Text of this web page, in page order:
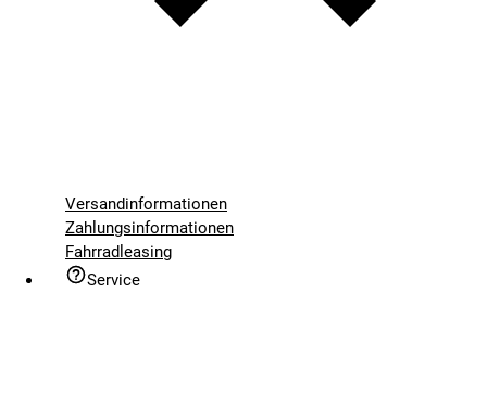
Versandinformationen
Zahlungsinformationen
Fahrradleasing
Service